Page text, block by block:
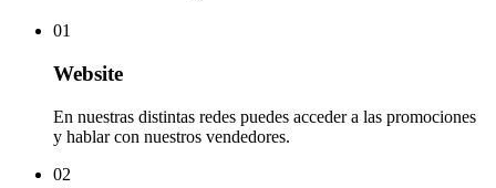
01
Website
En nuestras distintas redes puedes acceder a las promociones
y hablar con nuestros vendedores.
02